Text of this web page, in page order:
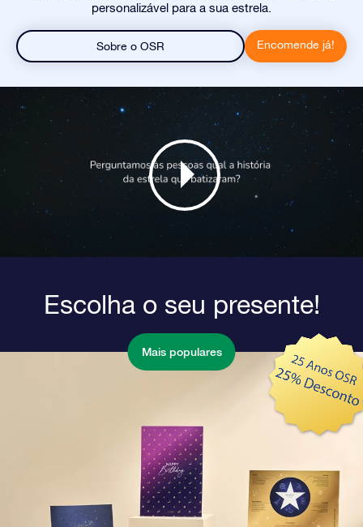
personalizável para a sua estrela.
Sobre o OSR Encomende já!
Escolha o seu presente!
Mais populares